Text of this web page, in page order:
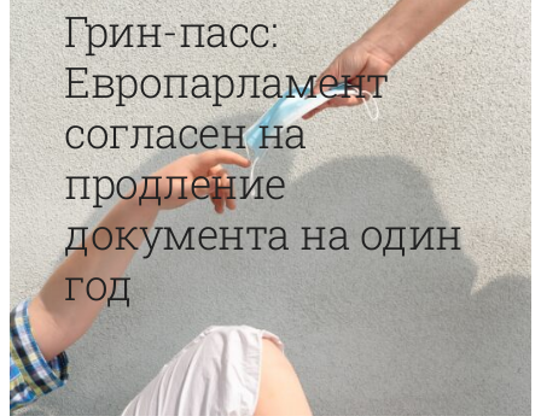
Грин-пасс:
Европарламент
согласен на
продление
документа на один
год